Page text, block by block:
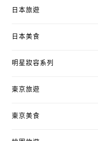
日本旅遊
日本美食
明星妝容系列
東京旅遊
東京美食